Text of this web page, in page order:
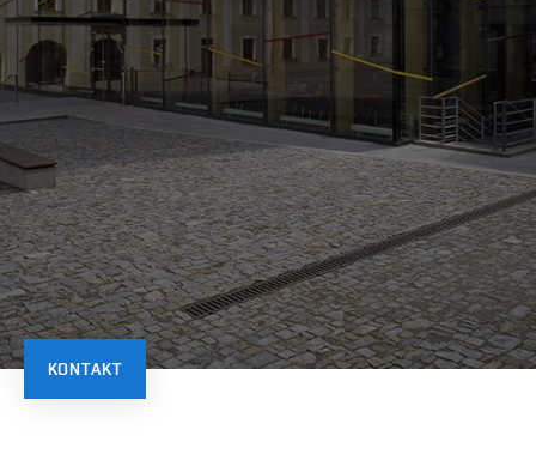
KONTAKT